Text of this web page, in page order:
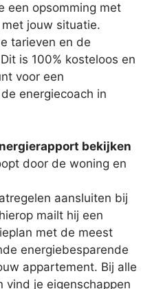
een opsomming met
jouw situatie.
tarieven en de
is 100% kosteloos en
voor een
energiecoach in
bekijken
door de woning en
aansluiten bij
mailt hij een
met de meest
energiebesparende
appartement. Bij alle
vind je eigenschappen